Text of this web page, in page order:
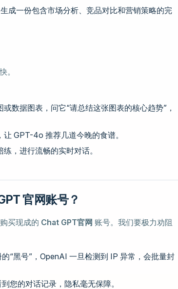
成一份包含市场分析、竞品对比和营销策略的完
。
数据图表，问它“请总结这张图表的核心趋势”，
GPT-4o 推荐几道今晚的食谱。
，进行流畅的实时对话。
官网账号？
买现成的 Chat GPT官网 账号。我们要极力劝阻
“黑号”，OpenAI 一旦检测到 IP 异常，会批量封
您的对话记录，隐私毫无保障。